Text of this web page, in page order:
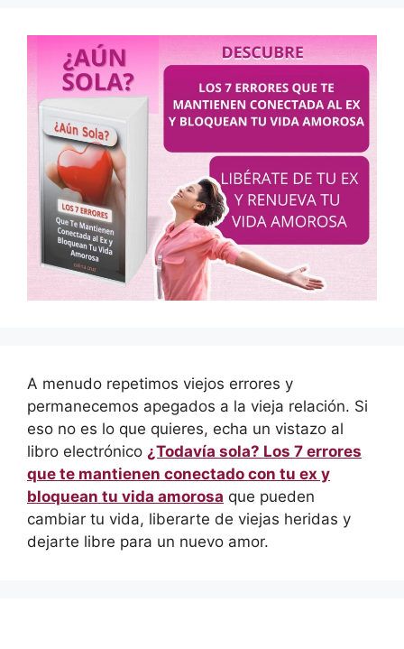
A menudo repetimos viejos errores y
permanecemos apegados a la vieja relación. Si
eso no es lo que quieres, echa un vistazo al
libro electrónico ¿Todavía sola? Los 7 errores
que te mantienen conectado con tu ex y
bloquean tu vida amorosa que pueden
cambiar tu vida, liberarte de viejas heridas y
dejarte libre para un nuevo amor.